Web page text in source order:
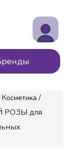
Косметика /
РОЗЫ для